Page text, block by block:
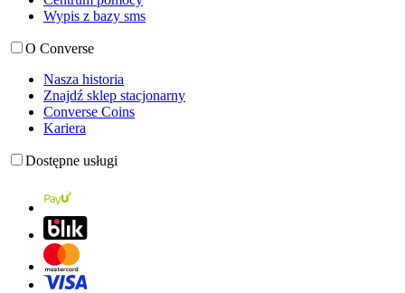
Wypis z bazy sms
O Converse
Nasza historia
Znajdź sklep stacjonarny
Converse Coins
Kariera
Dostępne usługi